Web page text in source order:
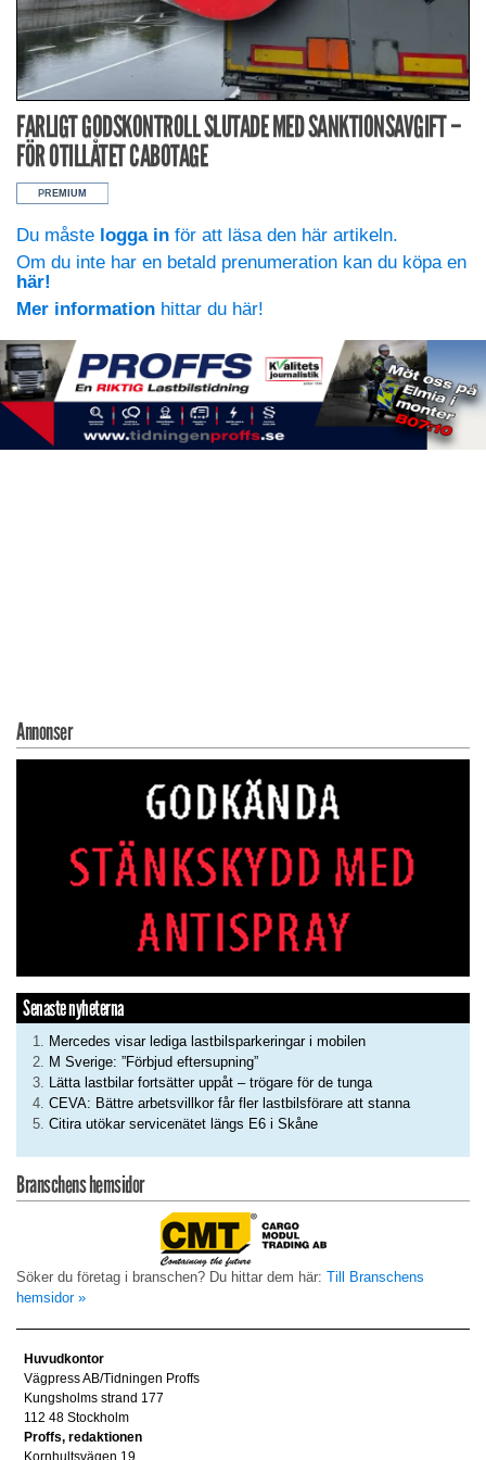
FARLIGT GODSKONTROLL SLUTADE MED SANKTIONSAVGIFT –
FÖR OTILLÅTET CABOTAGE
Du måste logga in för att läsa den här artikeln.
Om du inte har en betald prenumeration kan du köpa en
här!
Mer information hittar du här!
Annonser
Senaste nyheterna
Mercedes visar lediga lastbilsparkeringar i mobilen
M Sverige: ”Förbjud eftersupning”
Lätta lastbilar fortsätter uppåt – trögare för de tunga
CEVA: Bättre arbetsvillkor får fler lastbilsförare att stanna
Citira utökar servicenätet längs E6 i Skåne
Branschens hemsidor
Söker du företag i branschen? Du hittar dem här: Till Branschens
hemsidor »
Huvudkontor
Vägpress AB/Tidningen Proffs
Kungsholms strand 177
112 48 Stockholm
Proffs, redaktionen
Kornhultsvägen 19